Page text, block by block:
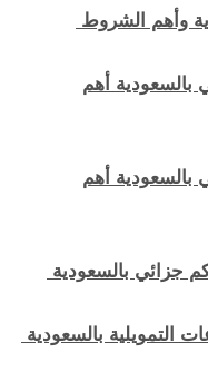
وأهم الشروط
بالسعودية أهم
بالسعودية أهم
جزائي بالسعودية
التمويلية بالسعودية